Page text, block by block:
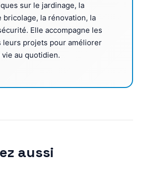
sur le jardinage, la
bricolage, la rénovation, la
Elle accompagne les
leurs projets pour améliorer
au quotidien.
aussi